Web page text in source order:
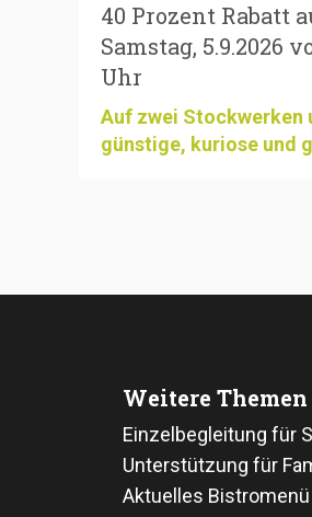
40 Prozent Rabatt
Samstag, 5.9.2026
Uhr
Auf zwei Stockwerken
günstige, kuriose und
Weitere Themen
Einzelbegleitung für
Unterstützung für
Aktuelles Bistromenü